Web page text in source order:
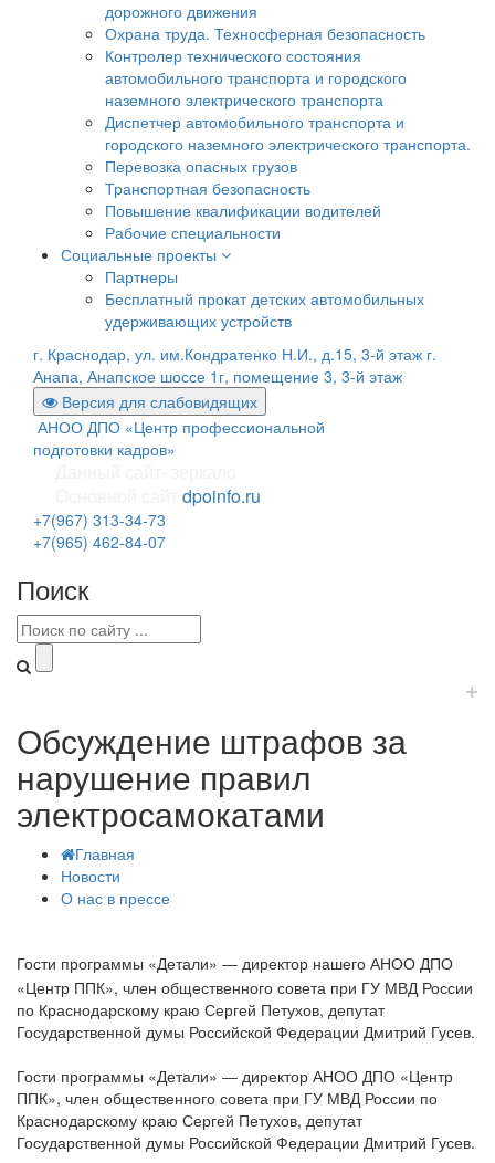
дорожного движения
Охрана труда. Техносферная безопасность
Контролер технического состояния
автомобильного транспорта и городского
наземного электрического транспорта
Диспетчер автомобильного транспорта и
городского наземного электрического транспорта.
Перевозка опасных грузов
Транспортная безопасность
Повышение квалификации водителей
Рабочие специальности
Социальные проекты
Партнеры
Бесплатный прокат детских автомобильных
удерживающих устройств
г. Краснодар, ул. им.Кондратенко Н.И., д.15, 3-й этаж г.
Анапа, Анапское шоссе 1г, помещение 3, 3-й этаж
Версия для слабовидящих
АНОО ДПО «Центр профессиональной
подготовки кадров»
dpoinfo.ru
+7(967) 313-34-73
+7(965) 462-84-07
Поиск
+
Обсуждение штрафов за
нарушение правил
электросамокатами
Главная
Новости
О нас в прессе
Гости программы «Детали» ― директор нашего АНОО ДПО
«Центр ППК», член общественного совета при ГУ МВД России
по Краснодарскому краю Сергей Петухов, депутат
Государственной думы Российской Федерации Дмитрий Гусев.
Гости программы «Детали» ― директор АНОО ДПО «Центр
ППК», член общественного совета при ГУ МВД России по
Краснодарскому краю Сергей Петухов, депутат
Государственной думы Российской Федерации Дмитрий Гусев.